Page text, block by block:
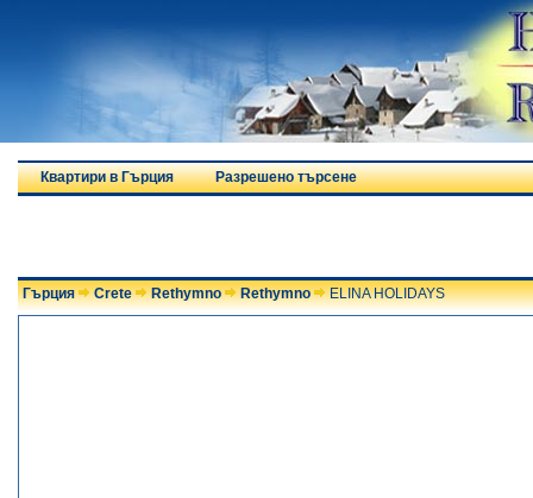
Квартири в Гърция Разрешено търсене
Гърция Crete Rethymno Rethymno ELINA HOLIDAYS